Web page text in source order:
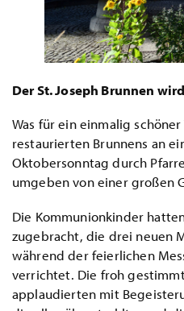
Der St. Joseph Brunnen
Was für ein einmalig
restaurierten Brunnens an
Oktobersonntag durch
umgeben von einer großen
Die Kommunionkinder
zugebracht, die drei neuen
während der feierlichen
verrichtet. Die froh
applaudierten mit